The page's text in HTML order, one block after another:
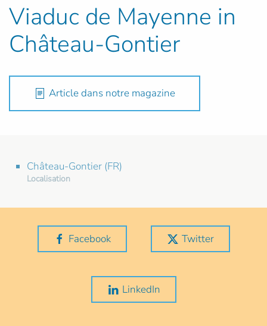
Viaduc de Mayenne in
Château-Gontier
Article dans notre magazine
Château-Gontier (FR)
Localisation
Facebook Twitter
LinkedIn